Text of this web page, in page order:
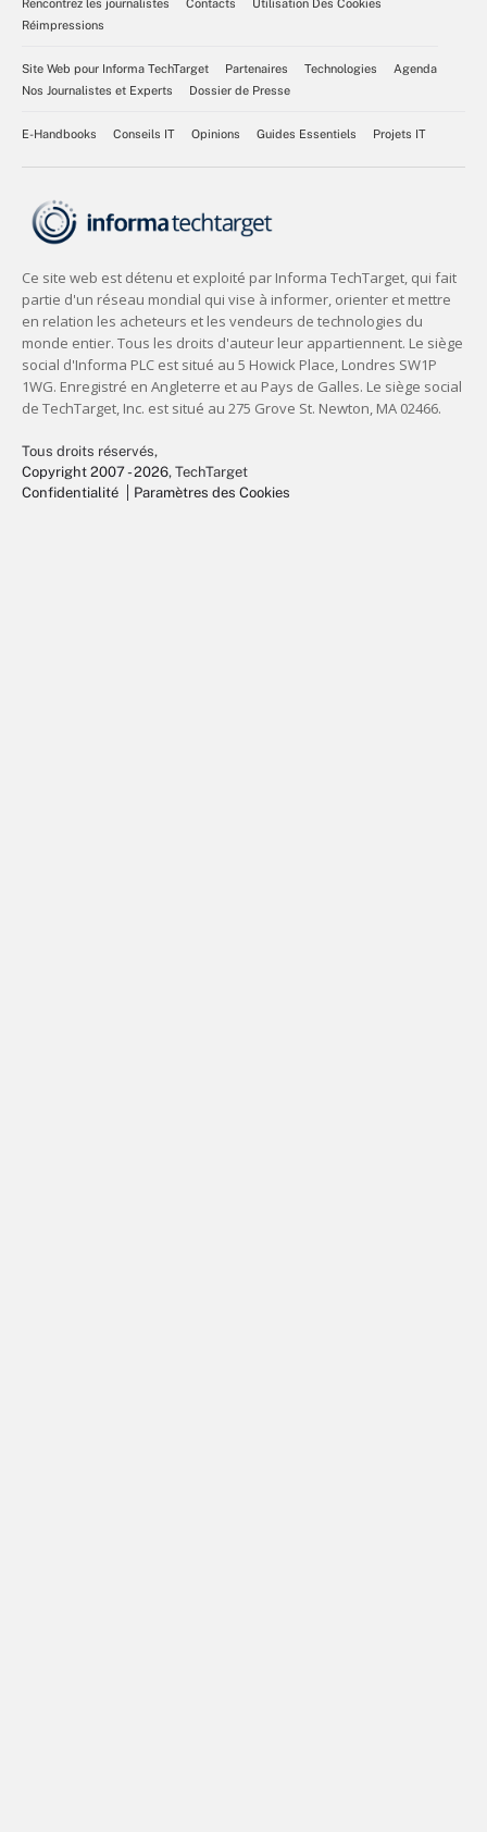
Rencontrez les journalistes
Contacts
Utilisation Des Cookies
Réimpressions
Site Web pour Informa TechTarget Partenaires Technologies
Agenda
Nos Journalistes et Experts
Dossier de Presse
E-Handbooks Conseils IT Opinions Guides Essentiels Projets IT
Tous droits réservés,
Copyright 2007 - 2026, TechTarget
Confidentialité
Paramètres des Cookies